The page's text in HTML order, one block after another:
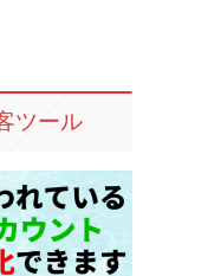
ツール